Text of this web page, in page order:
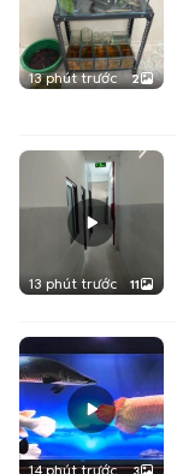
13 phút trước 2
13 phút trước 11
14 phút trước 3